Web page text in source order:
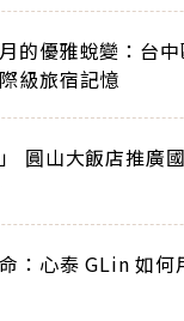
的優雅蛻變：台
級旅宿記憶
圓山大飯店推廣
：心泰 GLin 如何